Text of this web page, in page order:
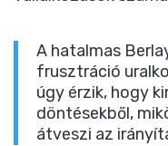
A hatalmas
frusztráció
úgy érzik, hogy
döntésekből,
átveszi az